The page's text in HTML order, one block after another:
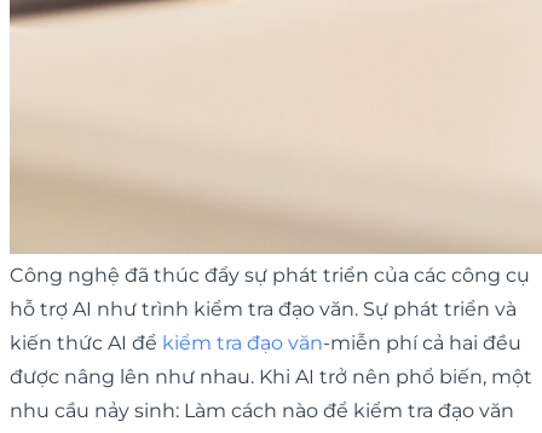
Công nghệ đã thúc đẩy sự phát triển của các công cụ
hỗ trợ AI như trình kiểm tra đạo văn. Sự phát triển và
kiến thức AI để kiểm tra đạo văn-miễn phí cả hai đều
được nâng lên như nhau. Khi AI trở nên phổ biến, một
nhu cầu nảy sinh: Làm cách nào để kiểm tra đạo văn